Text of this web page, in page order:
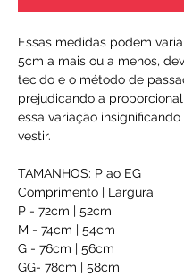
Essas medidas podem
5cm a mais ou a menos,
tecido e o método de
prejudicando a
essa variação
vestir.
TAMANHOS: P ao EG
Comprimento | Largura
P - 72cm | 52cm
M - 74cm | 54cm
G - 76cm | 56cm
GG- 78cm | 58cm